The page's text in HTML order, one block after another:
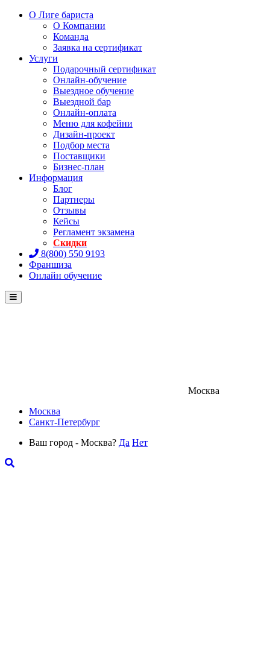
О Лиге бариста
О Компании
Команда
Заявка на сертификат
Услуги
Подарочный сертификат
Онлайн-обучение
Выездное обучение
Выездной бар
Онлайн-оплата
Меню для кофейни
Дизайн-проект
Подбор места
Поставщики
Бизнес-план
Информация
Блог
Партнеры
Отзывы
Кейсы
Регламент экзамена
Скидки
8(800) 550 9193
Франшиза
Онлайн обучение
Menu
Москва
Москва
Санкт-Петербург
Ваш город - Москва? Да Нет